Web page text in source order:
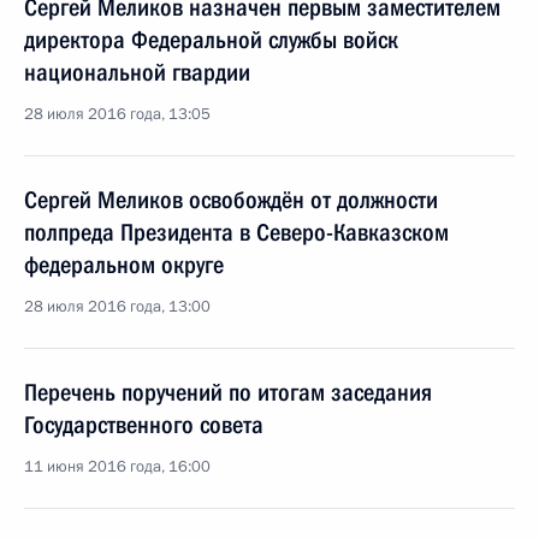
Сергей Меликов назначен первым заместителем
директора Федеральной службы войск
национальной гвардии
28 июля 2016 года, 13:05
Сергей Меликов освобождён от должности
полпреда Президента в Северо-Кавказском
федеральном округе
28 июля 2016 года, 13:00
Перечень поручений по итогам заседания
Государственного совета
11 июня 2016 года, 16:00